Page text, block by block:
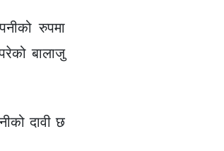
रुपमा
बालाजु
दावी छ